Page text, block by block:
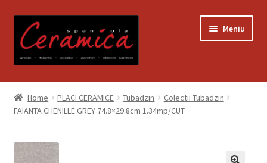
la
navigare
la
conținut
Meniu
Prima pagină
Blog
Contact
Home PLACI CERAMICE Tubadzin
Colectii Tubadzin
FAIANTA CHENILLE GREY 74.8×29.8cm 1.34mp/CUT